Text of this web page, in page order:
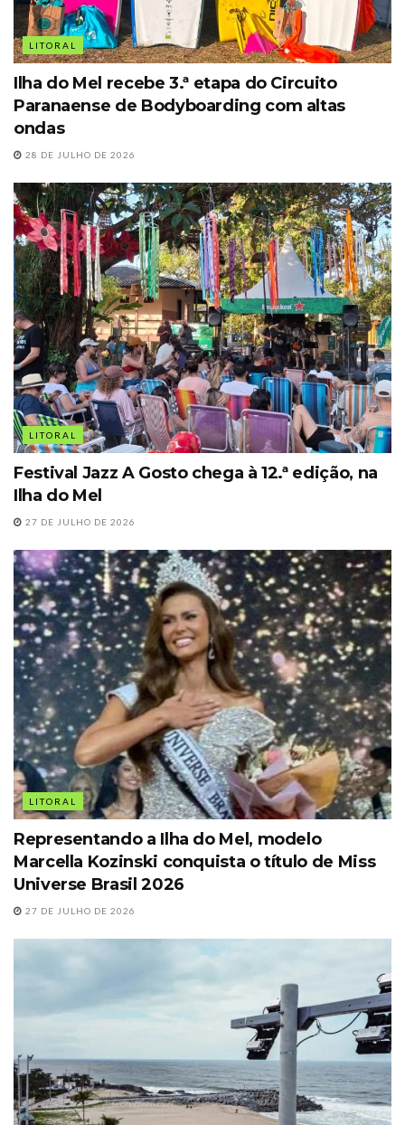
LITORAL
Ilha do Mel recebe 3.ª etapa do Circuito
Paranaense de Bodyboarding com altas
ondas
28 DE JULHO DE 2026
LITORAL
Festival Jazz A Gosto chega à 12.ª edição, na
Ilha do Mel
27 DE JULHO DE 2026
LITORAL
Representando a Ilha do Mel, modelo
Marcella Kozinski conquista o título de Miss
Universe Brasil 2026
27 DE JULHO DE 2026